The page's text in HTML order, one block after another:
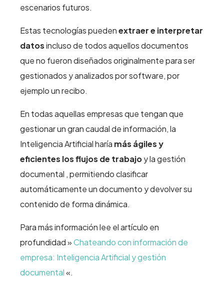
escenarios futuros.
Estas tecnologías puedenextraer e interpretar
datosincluso de todos aquellos documentos
que no fueron diseñados originalmente para ser
gestionados y analizados por software, por
ejemplo un recibo.
En todas aquellas empresas que tengan que
gestionar un gran caudal de información, la
Inteligencia Artificial haría más ágiles y
eficientes los flujos de trabajoy la gestión
documental , permitiendo clasificar
automáticamente un documento y devolver su
contenido de forma dinámica.
Para más información lee el artículo en
profundidad »Chateando con información de
empresa: Inteligencia Artificial y gestión
documental«.